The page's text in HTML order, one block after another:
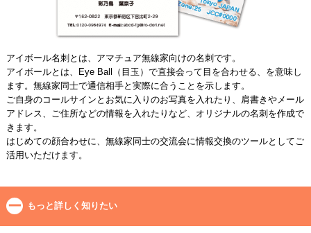
アイボール名刺とは、アマチュア無線家向けの名刺です。
アイボールとは、Eye Ball（目玉）で直接会って目を合わせる、を意味し
ます。無線家同士で通信相手と実際に合うことを示します。
ご自身のコールサインとお気に入りのお写真を入れたり、肩書きやメール
アドレス、ご住所などの情報を入れたりなど、オリジナルの名刺を作成で
きます。
はじめての顔合わせに、無線家同士の交流会に情報交換のツールとしてご
活用いただけます。
もっと詳しく知りたい